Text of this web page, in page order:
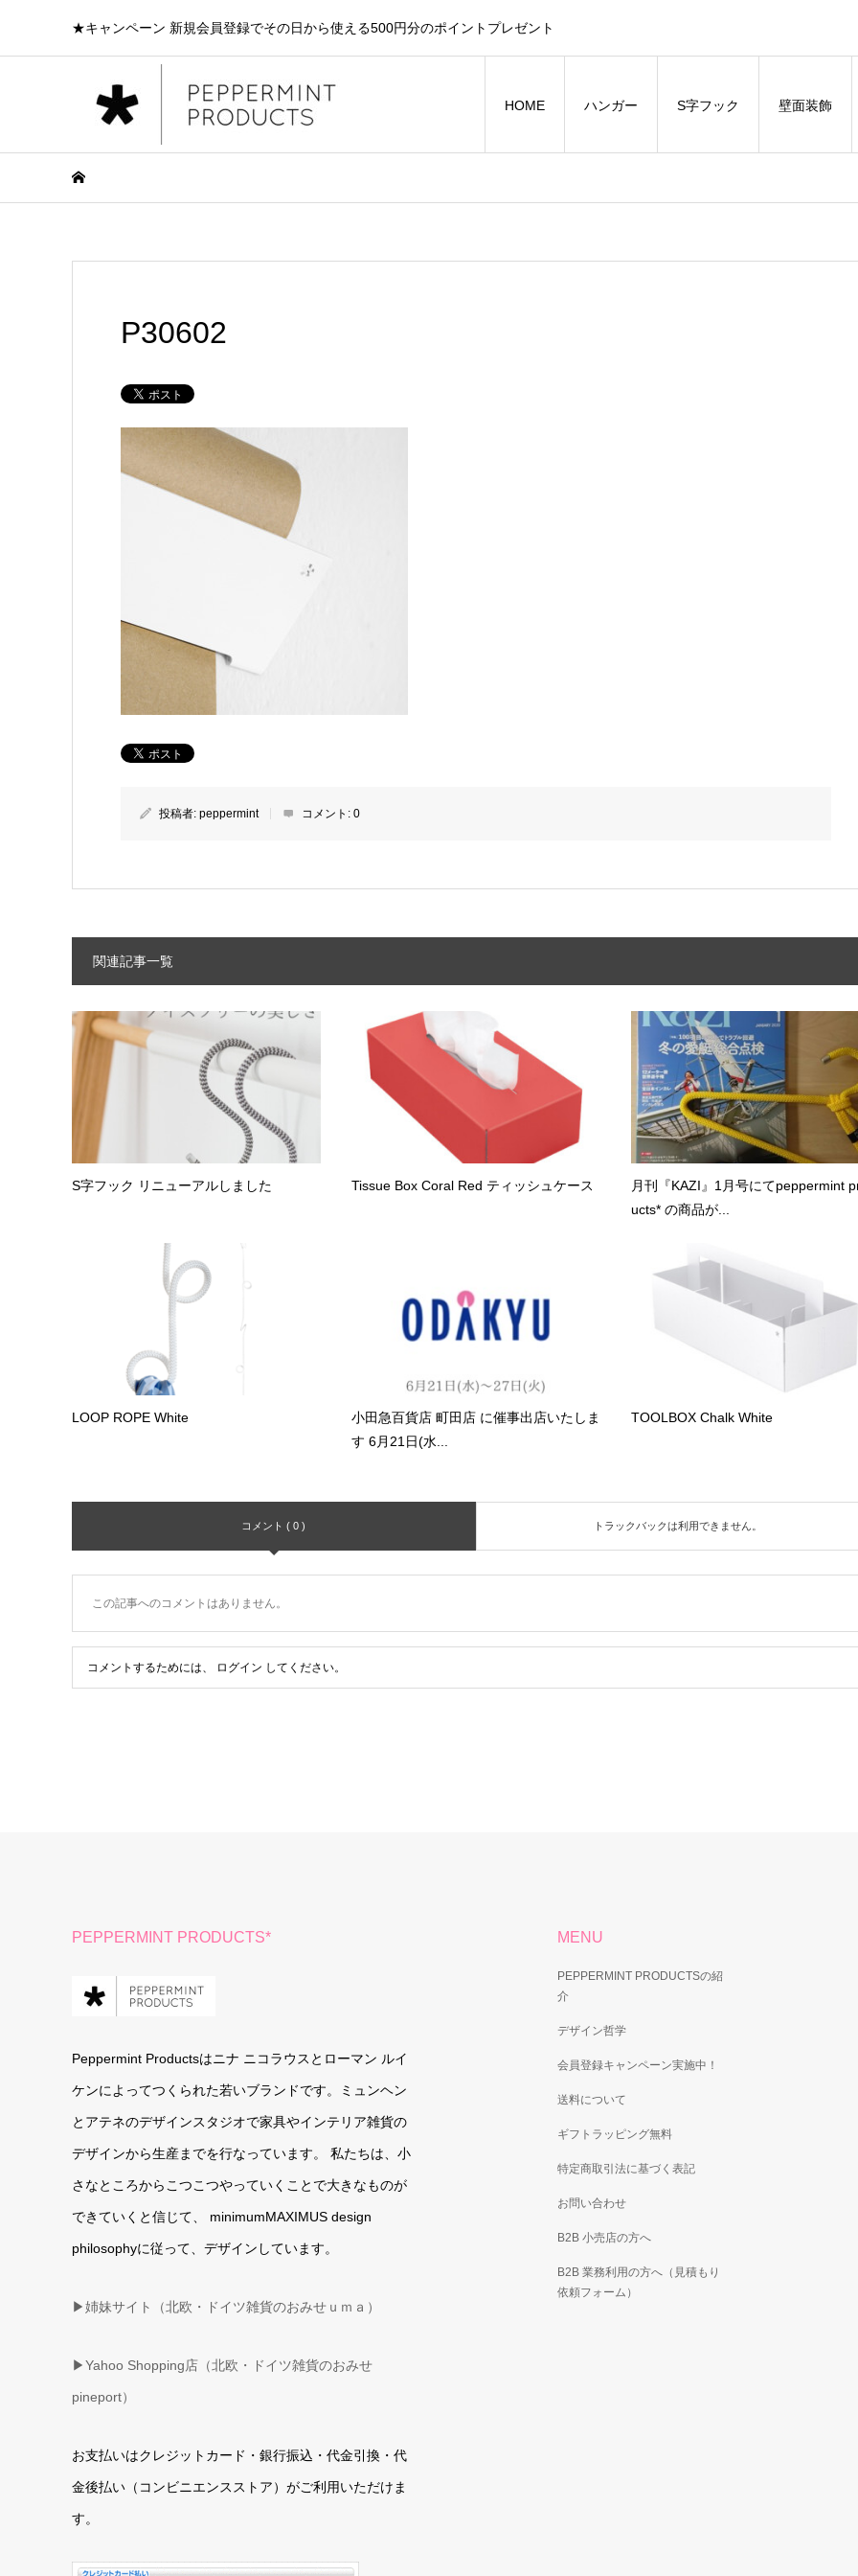
★キャンペーン 新規会員登録でその日から使える500円分のポイントプレゼント
HOME ハンガー S字フック 壁面装飾
P30602
投稿者: peppermint コメント: 0
関連記事一覧
S字フック リニューアルしました Tissue Box Coral Red ティッシュケース
月刊『KAZI』1月号にてpeppermint
ucts* の商品が...
LOOP ROPE White
小田急百貨店 町田店 に催事出店いたしま
す 6月21日(水...
TOOLBOX Chalk White
コメント ( 0 ) トラックバックは利用できません。
この記事へのコメントはありません。
コメントするためには、 ログイン してください。
PEPPERMINT PRODUCTS*
Peppermint Productsはニナ ニコラウスとローマン ルイ
ケンによってつくられた若いブランドです。ミュンヘン
とアテネのデザインスタジオで家具やインテリア雑貨の
デザインから生産までを行なっています。 私たちは、小
さなところからこつこつやっていくことで大きなものが
できていくと信じて、 minimumMAXIMUS design
philosophyに従って、デザインしています。
▶姉妹サイト（北欧・ドイツ雑貨のおみせｕｍａ）
▶Yahoo Shopping店（北欧・ドイツ雑貨のおみせ
pineport）
お支払いはクレジットカード・銀行振込・代金引換・代
金後払い（コンビニエンスストア）がご利用いただけま
す。
MENU
PEPPERMINT PRODUCTSの紹
介
デザイン哲学
会員登録キャンペーン実施中！
送料について
ギフトラッピング無料
特定商取引法に基づく表記
お問い合わせ
B2B 小売店の方へ
B2B 業務利用の方へ（見積もり
依頼フォーム）